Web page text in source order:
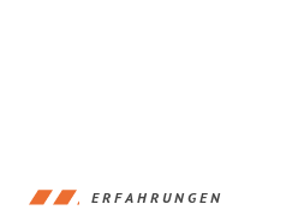
ERFAHRUNGEN